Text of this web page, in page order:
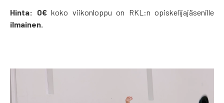
Hinta: 0€koko viikonloppu on RKL:n opiskelijajäsenille
ilmainen.